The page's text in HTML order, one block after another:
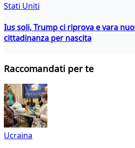
Stati Uniti
Ius soli, Trump ci riprova e vara
cittadinanza per nascita
Raccomandati per te
Ucraina